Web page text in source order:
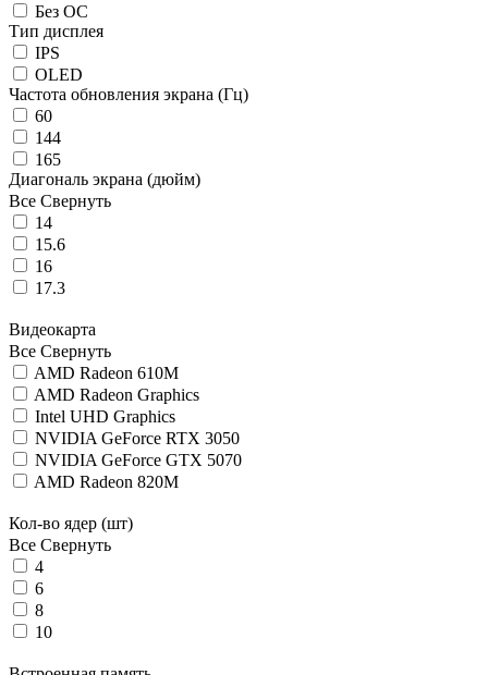
Без ОС
Тип дисплея
IPS
OLED
Частота обновления экрана (Гц)
60
144
165
Диагональ экрана (дюйм)
Все Свернуть
14
15.6
16
17.3
Видеокарта
Все Свернуть
AMD Radeon 610M
AMD Radeon Graphics
Intel UHD Graphics
NVIDIA GeForce RTX 3050
NVIDIA GeForce GTX 5070
AMD Radeon 820M
Кол-во ядер (шт)
Все Свернуть
4
6
8
10